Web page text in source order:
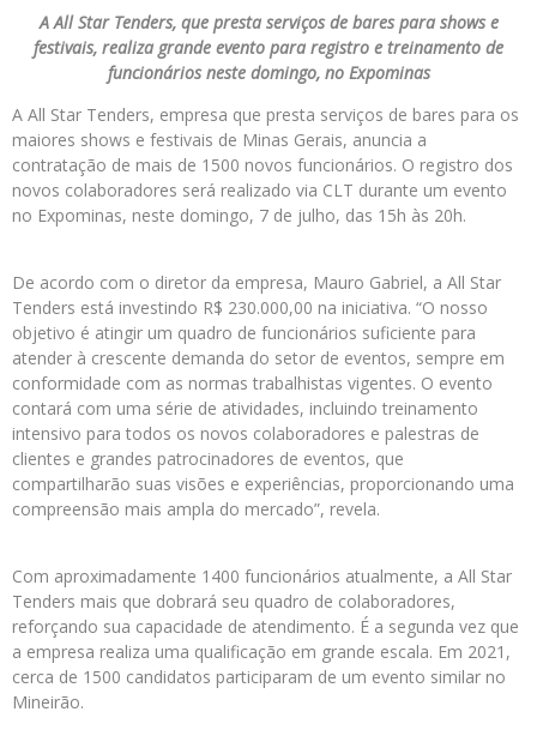
A All Star Tenders, que presta serviços de bares para shows e
festivais, realiza grande evento para registro e treinamento de
funcionários neste domingo, no Expominas
A All Star Tenders, empresa que presta serviços de bares para os
maiores shows e festivais de Minas Gerais, anuncia a
contratação de mais de 1500 novos funcionários. O registro dos
novos colaboradores será realizado via CLT durante um evento
no Expominas, neste domingo, 7 de julho, das 15h às 20h.
De acordo com o diretor da empresa, Mauro Gabriel, a All Star
Tenders está investindo R$ 230.000,00 na iniciativa. “O nosso
objetivo é atingir um quadro de funcionários suficiente para
atender à crescente demanda do setor de eventos, sempre em
conformidade com as normas trabalhistas vigentes. O evento
contará com uma série de atividades, incluindo treinamento
intensivo para todos os novos colaboradores e palestras de
clientes e grandes patrocinadores de eventos, que
compartilharão suas visões e experiências, proporcionando uma
compreensão mais ampla do mercado”, revela.
Com aproximadamente 1400 funcionários atualmente, a All Star
Tenders mais que dobrará seu quadro de colaboradores,
reforçando sua capacidade de atendimento. É a segunda vez que
a empresa realiza uma qualificação em grande escala. Em 2021,
cerca de 1500 candidatos participaram de um evento similar no
Mineirão.